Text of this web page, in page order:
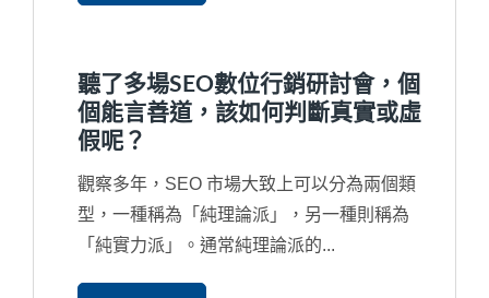
過觀察，臺灣許多中小企業習慣在製作網站時
定了網站行銷將不會有結果。
聽了多場SEO數位行銷研討會，個
個能言善道，該如何判斷真實或虛
假呢？
觀察多年，SEO 市場大致上可以分為兩個類
型，一種稱為「純理論派」，另一種則稱為
「純實力派」。通常純理論派的...